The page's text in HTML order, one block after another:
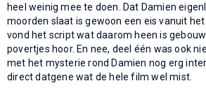
heel weinig mee te doen. Dat Damien
moorden slaat is gewoon een eis vanuit
vond het script wat daarom heen is
povertjes hoor. En nee, deel één was ook
met het mysterie rond Damien nog erg
direct datgene wat de hele film wel mist.